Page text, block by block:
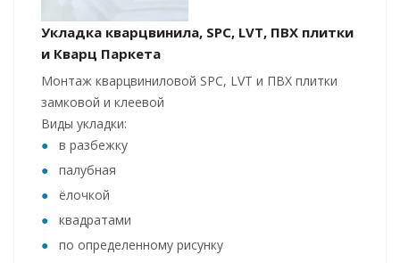
Укладка кварцвинила, SPC, LVT, ПВХ плитки
и Кварц Паркета
Монтаж кварцвиниловой SPC, LVT и ПВХ плитки
замковой и клеевой
Виды укладки:
в разбежку
палубная
ёлочкой
квадратами
по определенному рисунку